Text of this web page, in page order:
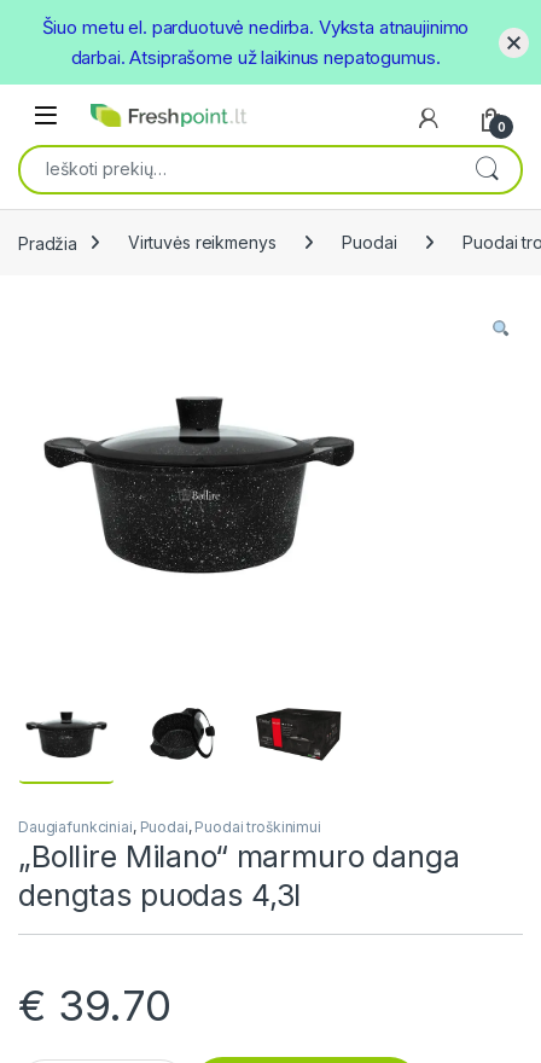
Open
0
Ieškoti:
Pradžia Virtuvės reikmenys Puodai Puodai
Daugiafunkciniai, Puodai, Puodai troškinimui
„Bollire Milano“ marmuro danga
dengtas puodas 4,3l
€ 39.70
Šiuo metu el. parduotuvė nedirba. Vyksta atnaujinimo
darbai. Atsiprašome už laikinus nepatogumus.